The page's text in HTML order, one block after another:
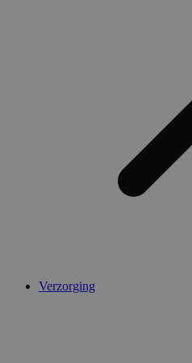
Verzorging